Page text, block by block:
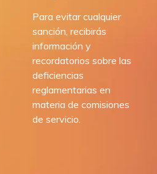
Para evitar cualquier
sanción, recibirás
información y
recordatorios sobre las
deficiencias
reglamentarias en
materia de comisiones
de servicio.